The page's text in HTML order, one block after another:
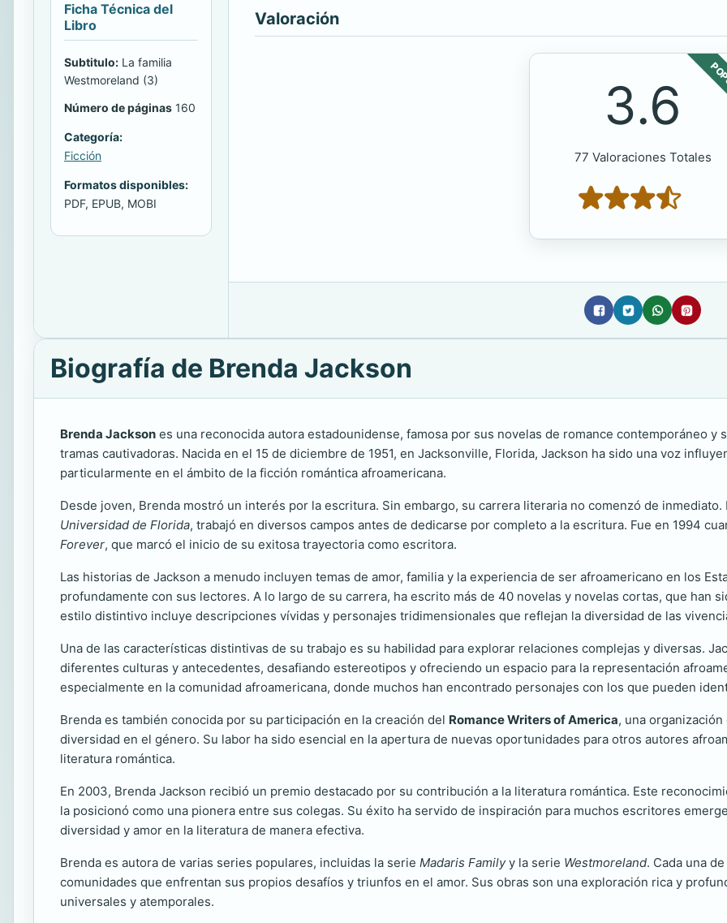
Ficha Técnica del
Libro
Subtitulo: La familia
Westmoreland (3)
Número de páginas 160
Categoría:
Ficción
Formatos disponibles:
PDF, EPUB, MOBI
Valoración
3.6
77 Valoraciones Totales
Biografía de Brenda Jackson
Brenda Jackson es una reconocida autora estadounidense, famosa por sus novelas de romance contemporáneo y
tramas cautivadoras. Nacida en el 15 de diciembre de 1951, en Jacksonville, Florida, Jackson ha sido una voz
particularmente en el ámbito de la ficción romántica afroamericana.
Desde joven, Brenda mostró un interés por la escritura. Sin embargo, su carrera literaria no comenzó de
Universidad de Florida, trabajó en diversos campos antes de dedicarse por completo a la escritura. Fue en 1994
Forever, que marcó el inicio de su exitosa trayectoria como escritora.
Las historias de Jackson a menudo incluyen temas de amor, familia y la experiencia de ser afroamericano en los
profundamente con sus lectores. A lo largo de su carrera, ha escrito más de 40 novelas y novelas cortas, que han
estilo distintivo incluye descripciones vívidas y personajes tridimensionales que reflejan la diversidad de las
Una de las características distintivas de su trabajo es su habilidad para explorar relaciones complejas y diversas.
diferentes culturas y antecedentes, desafiando estereotipos y ofreciendo un espacio para la representación
especialmente en la comunidad afroamericana, donde muchos han encontrado personajes con los que pueden
Brenda es también conocida por su participación en la creación del Romance Writers of America, una
diversidad en el género. Su labor ha sido esencial en la apertura de nuevas oportunidades para otros autores
literatura romántica.
En 2003, Brenda Jackson recibió un premio destacado por su contribución a la literatura romántica. Este
la posicionó como una pionera entre sus colegas. Su éxito ha servido de inspiración para muchos escritores
diversidad y amor en la literatura de manera efectiva.
Brenda es autora de varias series populares, incluidas la serie Madaris Familyy la serie Westmoreland. Cada una
comunidades que enfrentan sus propios desafíos y triunfos en el amor. Sus obras son una exploración rica y
universales y atemporales.